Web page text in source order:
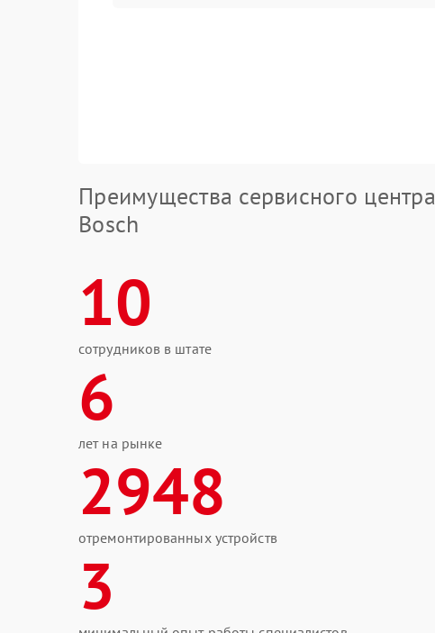
Преимущества сервисного центра
Bosch
10
сотрудников в штате
6
лет на рынке
2948
отремонтированных устройств
3